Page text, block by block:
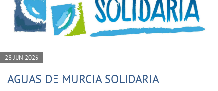
28 JUN 2026
AGUAS DE MURCIA SOLIDARIA